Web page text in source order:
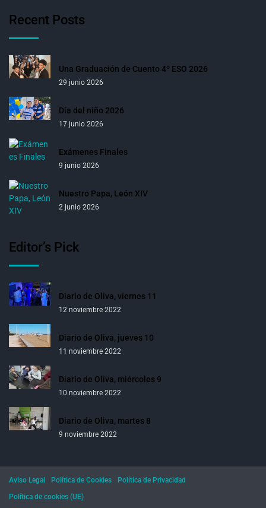
Recent Posts
Una Graduación de Cuento 4º ESO 2026
29 junio 2026
Día del niño 2026
17 junio 2026
Exámenes Finales
9 junio 2026
Nuestro Papa, León XIV
2 junio 2026
Editor’s Pick
Diario de Oliva, viernes 11
12 noviembre 2022
Diario de Oliva, jueves 10
11 noviembre 2022
Diario de Oliva, miércoles 9
10 noviembre 2022
Diario de Oliva, martes 8
9 noviembre 2022
Aviso Legal Política de Cookies
Política de Privacidad
Política de cookies (UE)